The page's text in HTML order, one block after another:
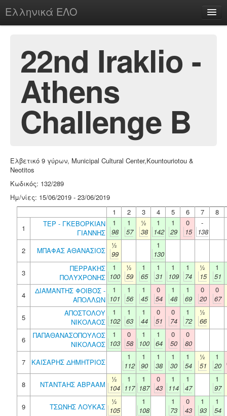
Ελληνικά ΕΛΟ
chesstu.be @ discord
Login
22nd Iraklio -
Athens
Challenge B
Ελβετικό 9 γύρων, Municipal Cultural Center,Kountouriotou &
Neotitos
Κωδικός: 132/289
Ημ/νίες: 15/06/2019 - 23/06/2019
1
2 3 4 5 6 7
8
1
ΤΕΡ - ΓΚΕΒΟΡΚΙΑΝ
ΓΙΑΝΝΗΣ
1
98
1
57
½
38
1
142
1
29
0
15
-
138
2
ΜΠΑΦΑΣ ΑΘΑΝΑΣΙΟΣ
½
99
1
130
3
ΠΕΡΡΑΚΗΣ
ΠΟΛΥΧΡΟΝΗΣ
1
100
½
59
1
65
1
31
1
109
1
74
½
15
1
51
4
ΔΙΑΜΑΝΤΗΣ ΦΟΙΒΟΣ -
ΑΠΟΛΛΩΝ
1
101
1
56
1
45
0
54
1
48
1
69
0
20
0
67
5
ΑΠΟΣΤΟΛΟΥ
ΝΙΚΟΛΑΟΣ
1
102
1
63
1
44
0
51
0
74
1
72
½
66
6
ΠΑΠΑΘΑΝΑΣΟΠΟΥΛΟΣ
ΝΙΚΟΛΑΟΣ
1
103
0
58
1
100
1
64
0
50
0
80
7
ΚΑΙΣΑΡΗΣ ΔΗΜΗΤΡΙΟΣ
1
112
1
90
1
38
1
30
1
54
½
51
1
20
8 ΝΤΑΝΤΑΗΣ ΑΒΡΑΑΜ
½
104
1
117
1
187
0
43
1
114
1
47
1
97
9
ΤΣΩΝΗΣ ΛΟΥΚΑΣ
½
105
1
108
1
73
0
43
1
93
1
54